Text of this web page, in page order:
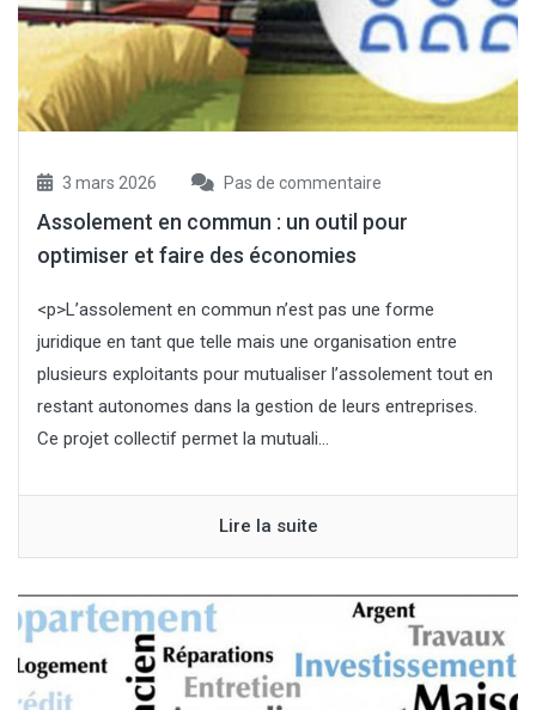
3 mars 2026 Pas de commentaire
Assolement en commun : un outil pour
optimiser et faire des économies
<p>L’assolement en commun n’est pas une forme
juridique en tant que telle mais une organisation entre
plusieurs exploitants pour mutualiser l’assolement tout en
restant autonomes dans la gestion de leurs entreprises.
Ce projet collectif permet la mutuali...
Lire la suite